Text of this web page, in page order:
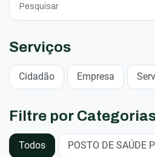
Serviços
Cidadão Empresa
Filtre por
Todos POSTO DE SAÚDE